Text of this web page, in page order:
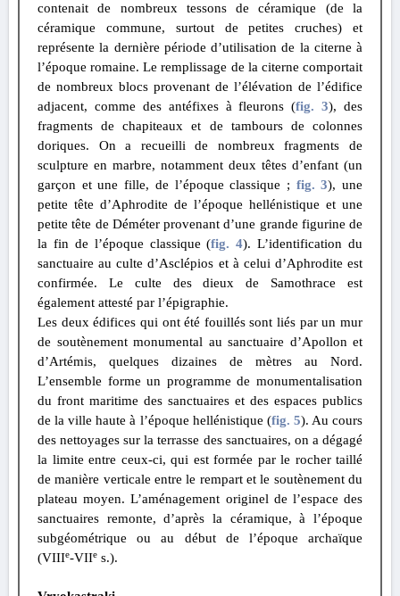
contenait de nombreux tessons de céramique (de la
céramique commune, surtout de petites cruches) et
représente la dernière période d’utilisation de la citerne à
l’époque romaine. Le remplissage de la citerne comportait
de nombreux blocs provenant de l’élévation de l’édifice
adjacent, comme des antéfixes à fleurons (fig. 3), des
fragments de chapiteaux et de tambours de colonnes
doriques. On a recueilli de nombreux fragments de
sculpture en marbre, notamment deux têtes d’enfant (un
garçon et une fille, de l’époque classique ; fig. 3), une
petite tête d’Aphrodite de l’époque hellénistique et une
petite tête de Déméter provenant d’une grande figurine de
la fin de l’époque classique (fig. 4). L’identification du
sanctuaire au culte d’Asclépios et à celui d’Aphrodite est
confirmée. Le culte des dieux de Samothrace est
également attesté par l’épigraphie.
Les deux édifices qui ont été fouillés sont liés par un mur
de soutènement monumental au sanctuaire d’Apollon et
d’Artémis, quelques dizaines de mètres au Nord.
L’ensemble forme un programme de monumentalisation
du front maritime des sanctuaires et des espaces publics
de la ville haute à l’époque hellénistique (fig. 5). Au cours
des nettoyages sur la terrasse des sanctuaires, on a dégagé
la limite entre ceux-ci, qui est formée par le rocher taillé
de manière verticale entre le rempart et le soutènement du
plateau moyen. L’aménagement originel de l’espace des
sanctuaires remonte, d’après la céramique, à l’époque
subgéométrique ou au début de l’époque archaïque
(VIIIe-VIIe s.).